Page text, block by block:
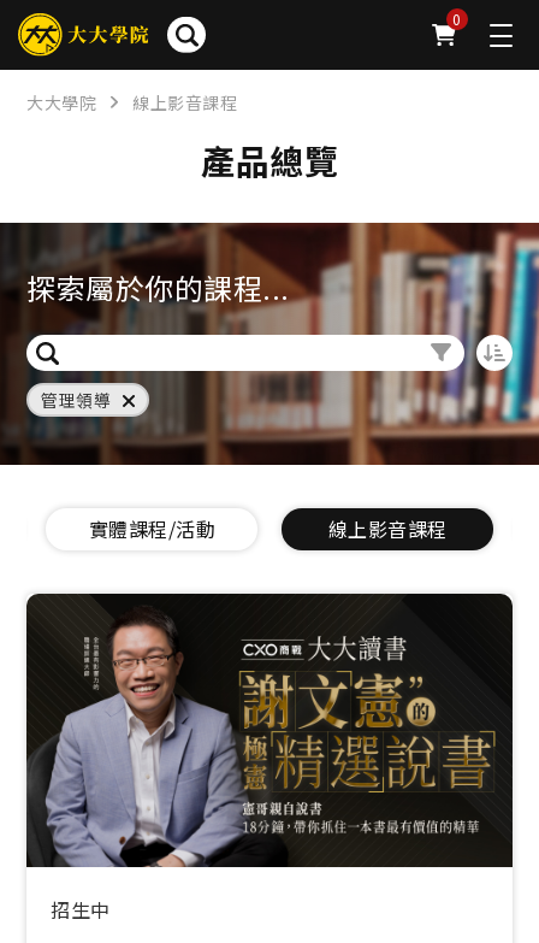
0
大大學院 線上影音課程
產品總覽
探索屬於你的課程...
管理領導
實體課程/活動 線上影音課程
招生中